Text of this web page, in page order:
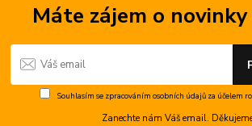
Máte zájem o
Souhlasím se zpracováním osobních údajůza účelem
Zanechte nám Váš email.